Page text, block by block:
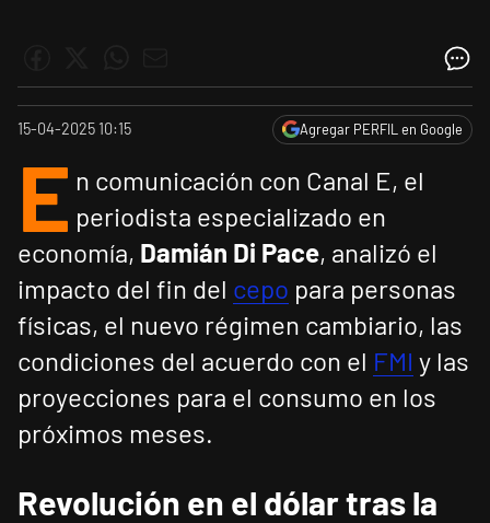
15-04-2025 10:15 Agregar PERFIL en Google
E n comunicación con Canal E, el
periodista especializado en
economía, Damián Di Pace, analizó el
impacto del fin del cepo para personas
físicas, el nuevo régimen cambiario, las
condiciones del acuerdo con el FMI y las
proyecciones para el consumo en los
próximos meses.
Revolución en el dólar tras la